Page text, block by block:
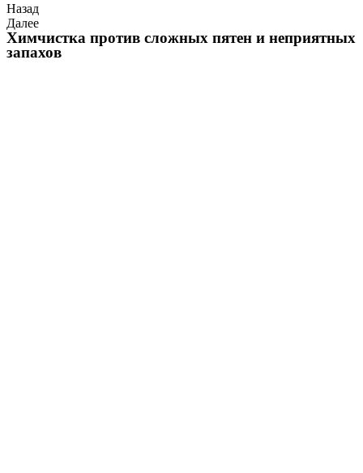
Назад
Далее
Химчистка против сложных пятен и неприятных
запахов